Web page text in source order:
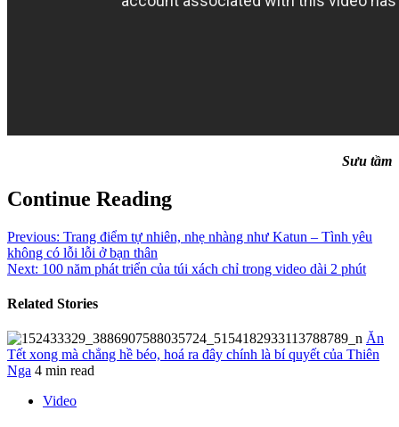
Sưu tầm
Continue Reading
Previous: Trang điểm tự nhiên, nhẹ nhàng như Katun – Tình yêu
không có lỗi lỗi ở bạn thân
Next: 100 năm phát triển của túi xách chỉ trong video dài 2 phút
Related Stories
Ăn
Tết xong mà chẳng hề béo, hoá ra đây chính là bí quyết của Thiên
Nga 4 min read
Video